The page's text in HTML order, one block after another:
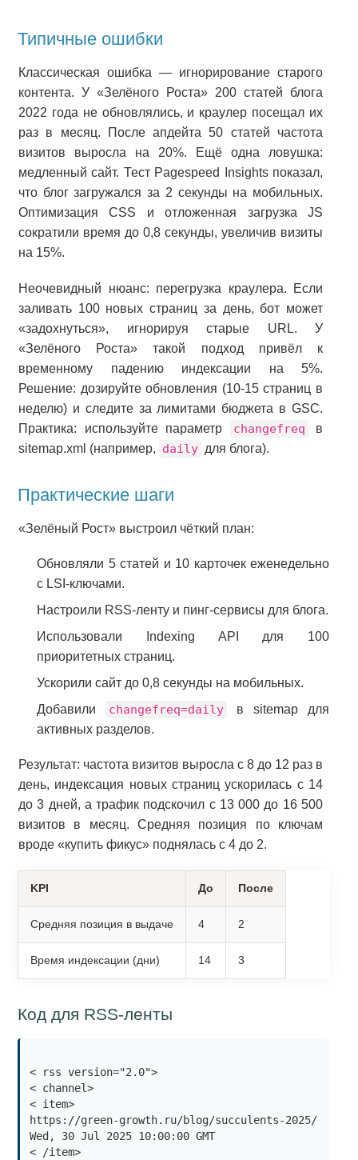
Типичные ошибки
Классическая ошибка — игнорирование старого
контента. У «Зелёного Роста» 200 статей блога
2022 года не обновлялись, и краулер посещал их
раз в месяц. После апдейта 50 статей частота
визитов выросла на 20%. Ещё одна ловушка:
медленный сайт. Тест Pagespeed Insights показал,
что блог загружался за 2 секунды на мобильных.
Оптимизация CSS и отложенная загрузка JS
сократили время до 0,8 секунды, увеличив визиты
на 15%.
Неочевидный нюанс: перегрузка краулера. Если
заливать 100 новых страниц за день, бот может
«задохнуться», игнорируя старые URL. У
«Зелёного Роста» такой подход привёл к
временному падению индексации на 5%.
Решение: дозируйте обновления (10-15 страниц в
неделю) и следите за лимитами бюджета в GSC.
Практика: используйте параметр
changefreq
в
sitemap.xml (например, daily для блога).
Практические шаги
«Зелёный Рост» выстроил чёткий план:
Обновляли 5 статей и 10 карточек еженедельно
с LSI-ключами.
Настроили RSS-ленту и пинг-сервисы для блога.
Использовали Indexing API для 100
приоритетных страниц.
Ускорили сайт до 0,8 секунды на мобильных.
Добавили
changefreq=daily
в sitemap для
активных разделов.
Результат: частота визитов выросла с 8 до 12 раз в
день, индексация новых страниц ускорилась с 14
до 3 дней, а трафик подскочил с 13 000 до 16 500
визитов в месяц. Средняя позиция по ключам
вроде «купить фикус» поднялась с 4 до 2.
KPI До После
Средняя позиция в выдаче 4 2
Время индексации (дни) 14 3
Код для RSS-ленты
< rss version="2.0">
< channel>
< item>
Wed, 30 Jul 2025 10:00:00 GMT
< /item>